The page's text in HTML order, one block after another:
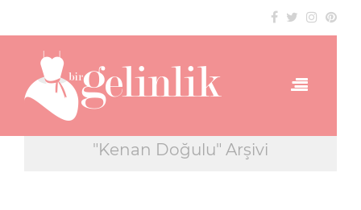
"Kenan Doğulu" Arşivi